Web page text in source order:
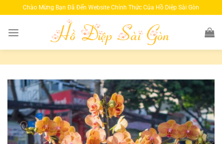
qua
nội
Chào Mừng Bạn Đã Đến Website Chính Thức Của Hồ Diệp Sài Gòn